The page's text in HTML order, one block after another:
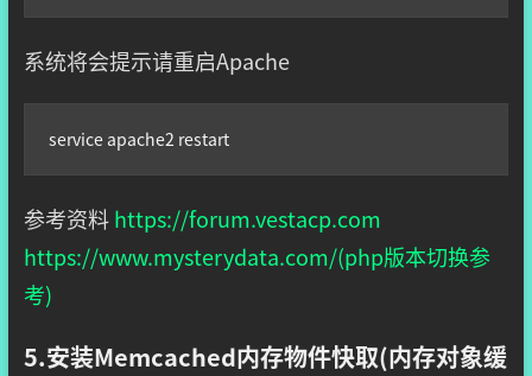
系统将会提示请重启Apache
service apache2 restart
参考资料https://forum.vestacp.com
https://www.mysterydata.com/(php版本切换参
考)
5.安装Memcached内存物件快取(内存对象缓